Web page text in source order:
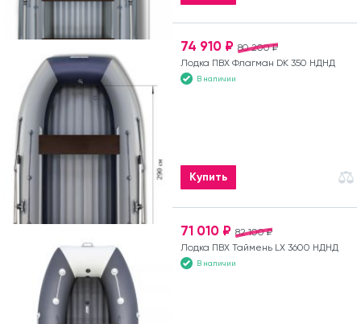
80 200 ₽
74 910 ₽
Лодка ПВХ Флагман DK 350 НДНД
В наличии
Купить
82 100 ₽
71 010 ₽
Лодка ПВХ Таймень LX 3600 НДНД
В наличии